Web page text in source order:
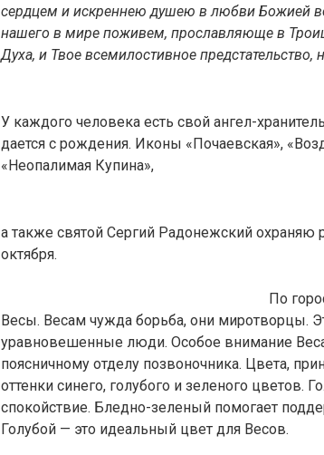
сердцем и искреннею душею в любви Божией
нашего в мире поживем, прославляюще в
Духа, и Твое всемилостивное
У каждого человека есть свой ангел-
дается с рождения. Иконы «Почаевская»,
«Неопалимая Купина»,
а также святой Сергий Радонежский охраняю
октября.
По
Весы. Весам чужда борьба, они миротворцы.
уравновешенные люди. Особое внимание
поясничному отделу позвоночника. Цвета,
оттенки синего, голубого и зеленого цветов.
спокойствие. Бледно-зеленый помогает
Голубой — это идеальный цвет для Весов.